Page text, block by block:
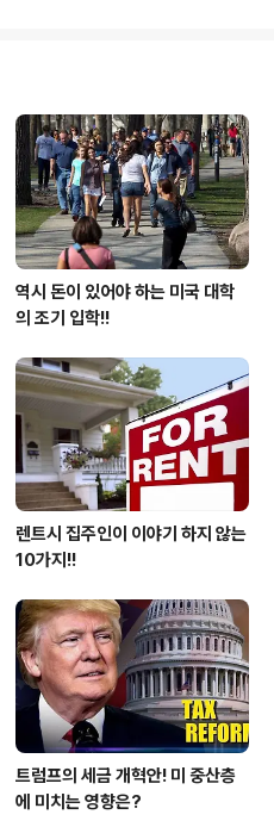
합니다. 그런
의 상징처럼 보
어만 가고 있다
약 14000개고
전이 필요한 미
역시 돈이 있어야 하는 미국 대학
의 조기 입학!!
렌트시 집주인이 이야기 하지 않는
10가지!!
트럼프의 세금 개혁안! 미 중산층
에 미치는 영향은?